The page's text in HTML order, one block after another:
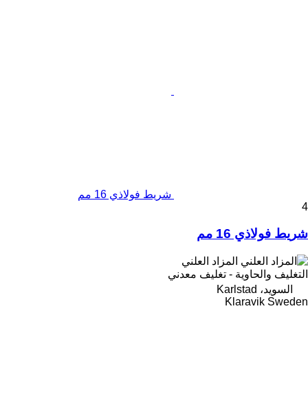
شريط فولاذي 16 مم
4
شريط فولاذي 16 مم
المزاد العلني
التغليف والحاوية - تغليف معدني
السويد، Karlstad
Klaravik Sweden